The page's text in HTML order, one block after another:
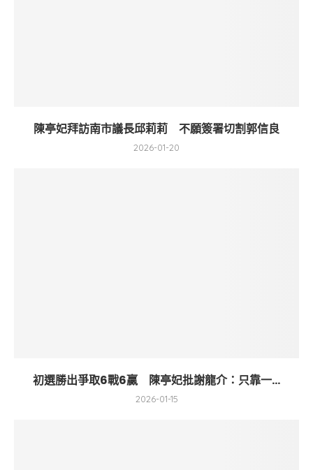
陳亭妃拜訪南市議長邱莉莉 不願簽署切割郭信良
2026-01-20
初選勝出爭取6戰6贏 陳亭妃批謝龍介：只靠一...
2026-01-15